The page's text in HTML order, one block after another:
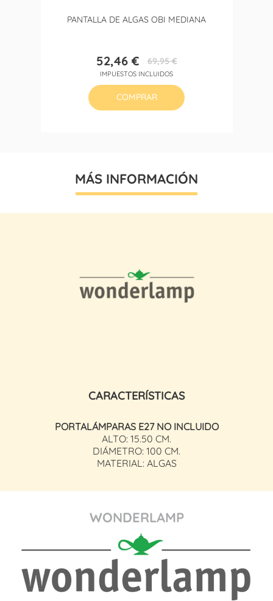
PANTALLA DE ALGAS OBI MEDIANA
Precio
52,46 €Precio
base
69,95 €
IMPUESTOS INCLUIDOS
COMPRAR
MÁS INFORMACIÓN
CARACTERÍSTICAS
PORTALÁMPARAS E27 NO INCLUIDO
ALTO: 15.50 CM.
DIÁMETRO: 100 CM.
MATERIAL: ALGAS
WONDERLAMP